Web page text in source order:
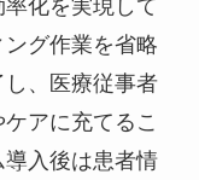
化を実現して
グ作業を省略
、医療従事者
アに充てるこ
入後は患者情